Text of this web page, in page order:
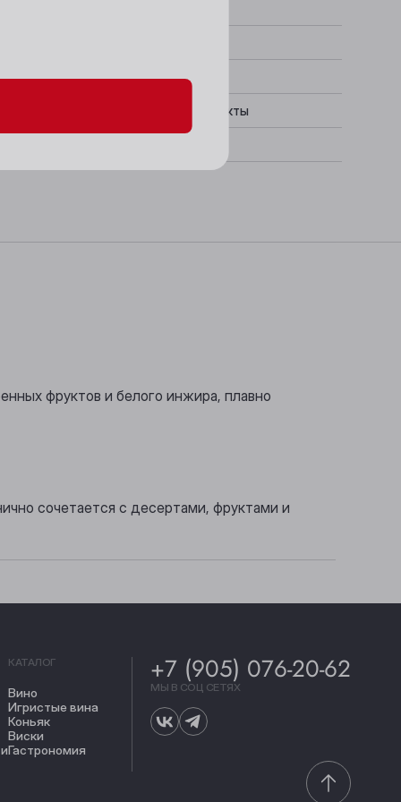
Элегантный, Засахаренные фрукты
фруктов и белого инжира, плавно
сочетается с десертами, фруктами и
КАТАЛОГ
Вино
Игристые вина
Коньяк
Виски
Гастрономия
+7 (905) 076-20-62
МЫ В СОЦ СЕТЯХ